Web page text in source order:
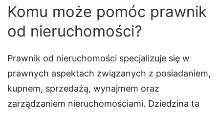
Komu może pomóc prawnik
od nieruchomości?
Prawnik od nieruchomości specjalizuje się w
prawnych aspektach związanych z posiadaniem,
kupnem, sprzedażą, wynajmem oraz
zarządzaniem nieruchomościami. Dziedzina ta